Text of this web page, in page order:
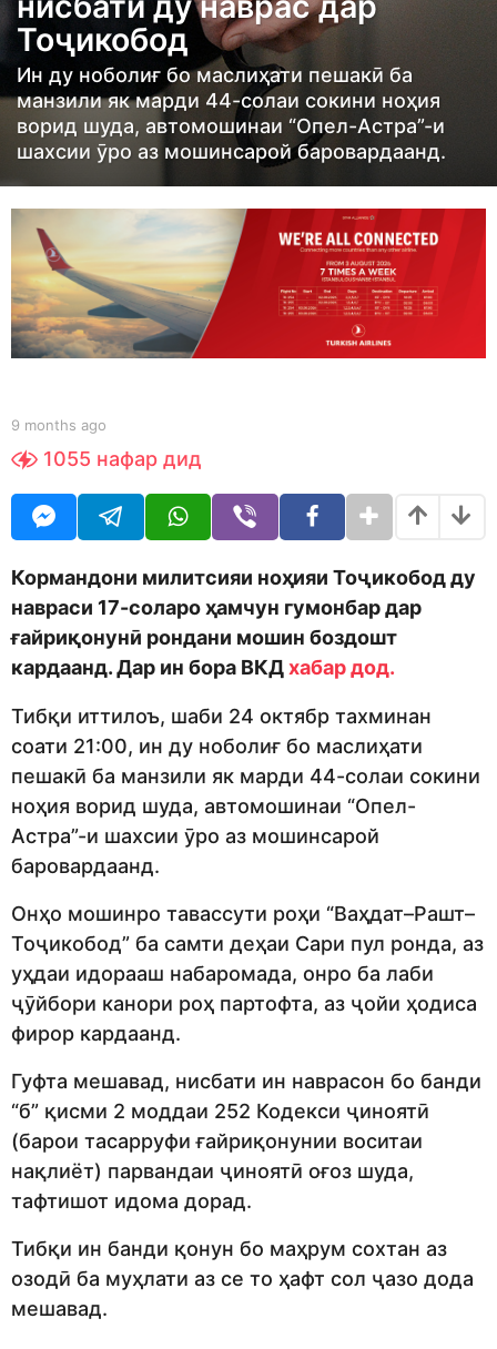
t
h
s
a
g
o
9
t
h
g
o
Тоҷикобод
Ин ду ноболиғ бо маслиҳати пешакӣ ба
манзили як марди 44-солаи сокини ноҳия
ворид шуда, автомошинаи “Опел-Астра”-и
шахсии ӯро аз мошинсарой баровардаанд.
b
S
h
d
o
9 months ago
o
t
h
a
o
1055 нафар дид
Кормандони милитсияи ноҳияи Тоҷикобод ду
навраси 17-соларо ҳамчун гумонбар дар
ғайриқонунӣ рондани мошин боздошт
кардаанд. Дар ин бора ВКДхабар дод.
Тибқи иттилоъ, шаби 24 октябр тахминан
соати 21:00, ин ду ноболиғ бо маслиҳати
пешакӣ ба манзили як марди 44-солаи сокини
ноҳия ворид шуда, автомошинаи “Опел-
Астра”-и шахсии ӯро аз мошинсарой
баровардаанд.
Онҳо мошинро тавассути роҳи “Ваҳдат–Рашт–
Тоҷикобод” ба самти деҳаи Сари пул ронда, аз
уҳдаи идорааш набаромада, онро ба лаби
ҷӯйбори канори роҳ партофта, аз ҷойи ҳодиса
фирор кардаанд.
Гуфта мешавад, нисбати ин наврасон бо банди
“б” қисми 2 моддаи 252 Кодекси ҷиноятӣ
(барои тасарруфи ғайриқонунии воситаи
нақлиёт) парвандаи ҷиноятӣ оғоз шуда,
тафтишот идома дорад.
Тибқи ин банди қонун бо маҳрум сохтан аз
озодӣ ба муҳлати аз се то ҳафт сол ҷазо дода
мешавад.